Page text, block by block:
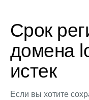
Срок
домена
истек
Если вы хотите